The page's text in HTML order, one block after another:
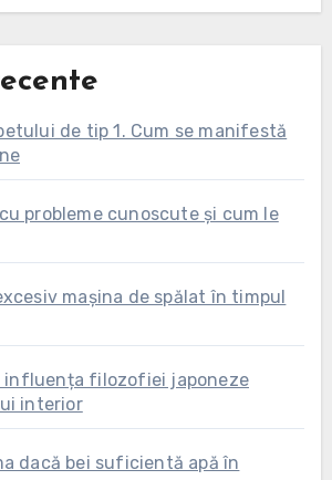
de tip 1. Cum se manifestă
probleme cunoscute și cum le
mașina de spălat în timpul
influența filozofiei japoneze
interior
dacă bei suficientă apă în